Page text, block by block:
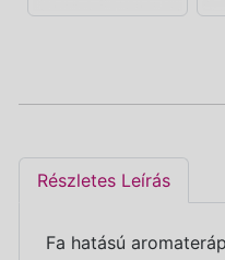
Részletes Leírás
Fa hatású